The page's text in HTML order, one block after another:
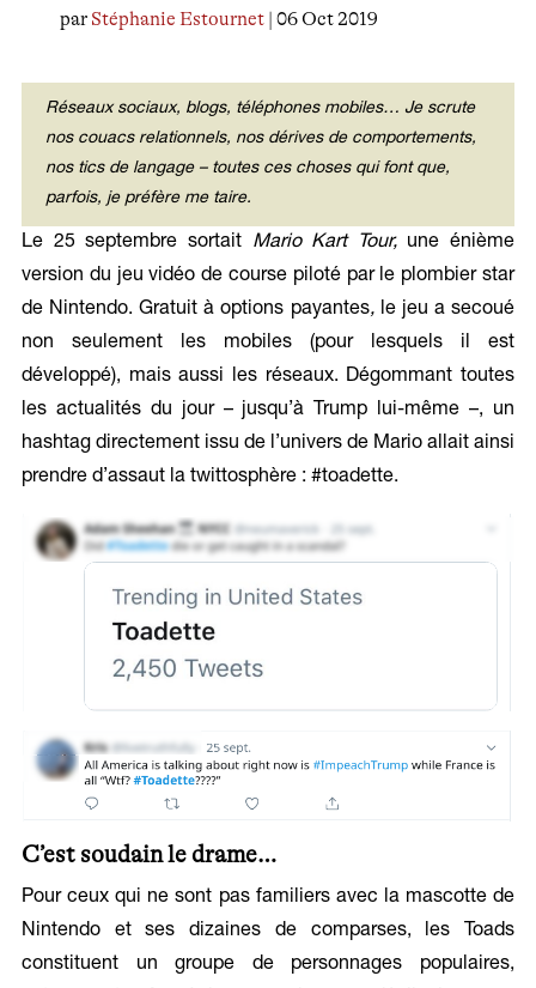
par Stéphanie Estournet | 06 Oct 2019
Réseaux sociaux, blogs, téléphones mobiles… Je scrute
nos couacs relationnels, nos dérives de comportements,
nos tics de langage – toutes ces choses qui font que,
parfois, je préfère me taire.
Le 25 septembre sortait Mario Kart Tour,une énième
version du jeu vidéo de course piloté par le plombier star
de Nintendo. Gratuit à options payantes,le jeu a secoué
non seulement les mobiles (pour lesquels il est
développé), mais aussi les réseaux. Dégommant toutes
les actualités du jour – jusqu’à Trump lui-même –, un
hashtag directement issu de l’univers de Mario allait ainsi
prendre d’assaut la twittosphère : #toadette.
C’est soudain le drame…
Pour ceux qui ne sont pas familiers avec la mascotte de
Nintendo et ses dizaines de comparses, les Toads
constituent un groupe de personnages populaires,